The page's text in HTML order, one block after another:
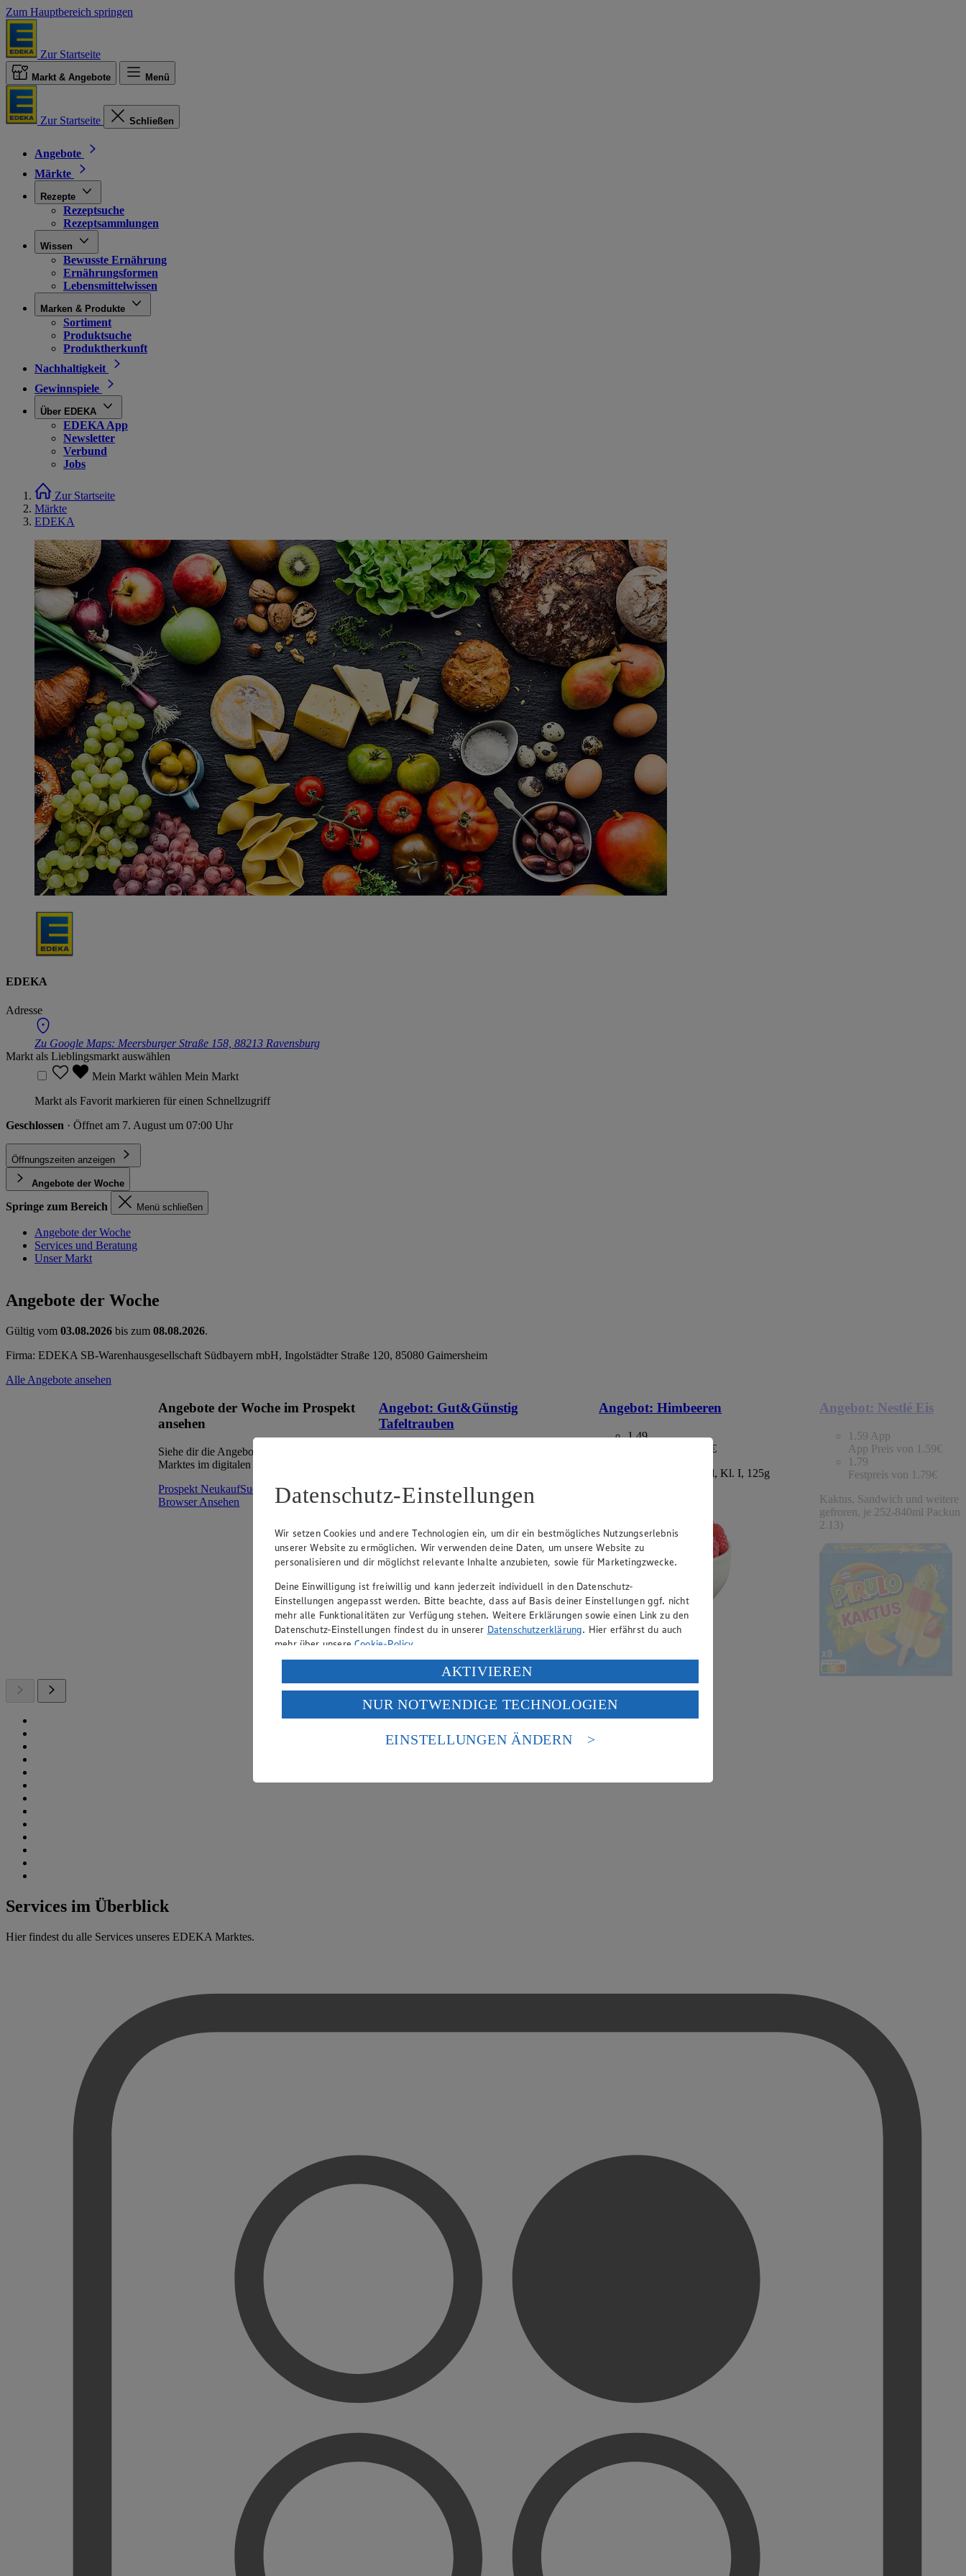
Zum Hauptbereich springen
Zur Startseite
Markt & Angebote Menü
Zur Startseite Schließen
Angebote
Märkte
Rezepte
Rezeptsuche
Rezeptsammlungen
Wissen
Bewusste Ernährung
Ernährungsformen
Lebensmittelwissen
Marken & Produkte
Sortiment
Produktsuche
Produktherkunft
Nachhaltigkeit
Gewinnspiele
Über EDEKA
EDEKA App
Newsletter
Verbund
Jobs
Zur Startseite
Märkte
EDEKA
EDEKA
Adresse
Zu Google Maps: Meersburger Straße 158, 88213 Ravensburg
Markt als Lieblingsmarkt auswählen
Mein Markt wählen Mein Markt
Markt als Favorit markieren für einen Schnellzugriff
Geschlossen · Öffnet am 7. August um 07:00 Uhr
Öffnungszeiten anzeigen
Angebote der Woche
Springe zum Bereich Menü schließen
Angebote der Woche
Services und Beratung
Unser Markt
Angebote der Woche
Gültig vom 03.08.2026 bis zum 08.08.2026.
Firma: EDEKA SB-Warenhausgesellschaft Südbayern mbH, Ingolstädter Straße 120, 85080 Gaimersheim
Alle Angebote ansehen
Angebote der Woche im Prospekt
ansehen
Siehe dir die Angebote der Woche deines
Marktes im digitalen Blätterkatalog an.
Prospekt NeukaufSued_mNF_oW im
BrowserAnsehen
Angebot: Gut&Günstig
Tafeltrauben
hell, kernlos, aus Italien/Spanien, Kl. I, 500g
Packung, (1kg=2.98)
Angebot: Himbeeren
1.49
Festpreis von 1.49€
aus Deutschland/Portugal, Kl. I, 125g
Angebot: Nestlé Eis
1.59 App
App Preis von 1.59€
1.79
Festpreis von 1.79€
Kaktus, Sandwich und weitere
gefroren, je 252-840ml
2.13)
Services im Überblick
Hier findest du alle Services unseres EDEKA Marktes.
Datenschutz-Einstellungen
Wir setzen Cookies und andere Technologien ein, um dir ein bestmögliches Nutzungserlebnis
unserer Website zu ermöglichen. Wir verwenden deine Daten, um unsere Website zu
personalisieren und dir möglichst relevante Inhalte anzubieten, sowie für Marketingzwecke.
Deine Einwilligung ist freiwillig und kann jederzeit individuell in den Datenschutz-
Einstellungen angepasst werden. Bitte beachte, dass auf Basis deiner Einstellungen ggf. nicht
mehr alle Funktionalitäten zur Verfügung stehen. Weitere Erklärungen sowie einen Link zu den
Datenschutz-Einstellungen findest du in unserer Datenschutzerklärung. Hier erfährst du auch
mehr über unsereCookie-Policy.
Verarbeitung deiner personenbezogenen Daten in den USA durch Facebook und YouTube:
Wenn du auf „Aktivieren“ klickst, willigst du im Sinne des Art. 49 Abs. 1 Satz 1 lit. a) DSGVO
ein, dass deine Daten in den USA verarbeitet werden. Der EuGH sieht die USA als Land mit
einem nach europäischen Standards nicht angemessenen Datenschutzniveau an. Es besteht das
Risiko eines Zugriffs durch US-amerikanische Behörden.
AKTIVIEREN
NUR NOTWENDIGE TECHNOLOGIEN
EINSTELLUNGEN ÄNDERN